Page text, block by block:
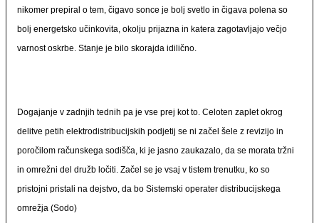
nikomer prepiral o tem, čigavo sonce je bolj svetlo in čigava polena so
bolj energetsko učinkovita, okolju prijazna in katera zagotavljajo večjo
varnost oskrbe. Stanje je bilo skorajda idilično.
Dogajanje v zadnjih tednih pa je vse prej kot to. Celoten zaplet okrog
delitve petih elektrodistribucijskih podjetij se ni začel šele z revizijo in
poročilom računskega sodišča, ki je jasno zaukazalo, da se morata tržni
in omrežni del družb ločiti. Začel se je vsaj v tistem trenutku, ko so
pristojni pristali na dejstvo, da bo Sistemski operater distribucijskega
omrežja (Sodo)